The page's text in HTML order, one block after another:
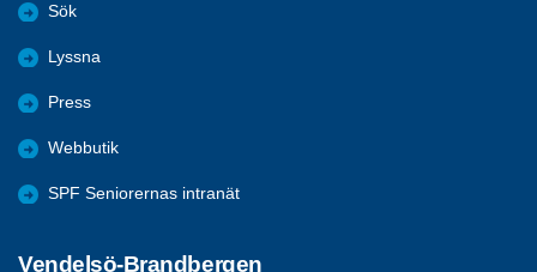
Sök
Lyssna
Press
Webbutik
SPF Seniorernas intranät
Vendelsö-Brandbergen